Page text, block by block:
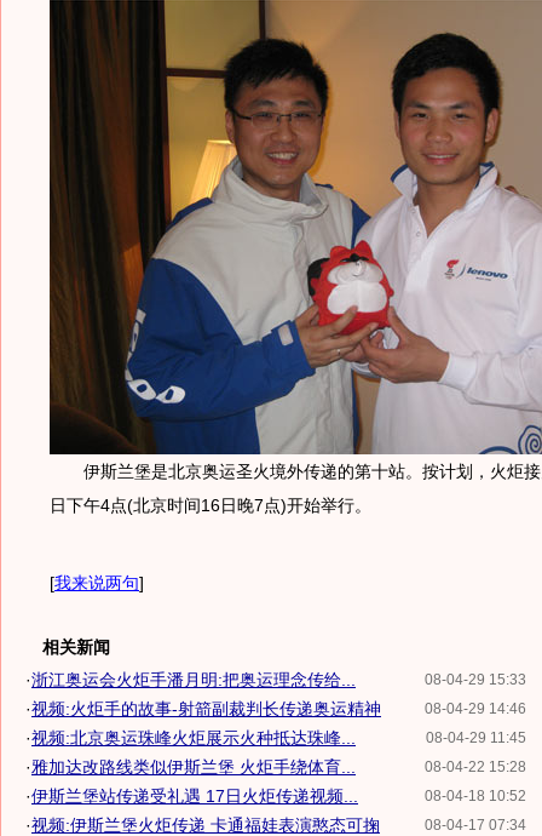
伊斯兰堡是北京奥运圣火境外传递的第十站。按计划，火炬接
日下午4点(北京时间16日晚7点)开始举行。
[我来说两句]
相关新闻
08-04-29 15:33
·浙江奥运会火炬手潘月明:把奥运理念传给...
08-04-29 14:46
·视频:火炬手的故事-射箭副裁判长传递奥运精神
08-04-29 11:45
·视频:北京奥运珠峰火炬展示火种抵达珠峰...
08-04-22 15:28
·雅加达改路线类似伊斯兰堡 火炬手绕体育...
08-04-18 10:52
·伊斯兰堡站传递受礼遇 17日火炬传递视频...
08-04-17 07:34
·视频:伊斯兰堡火炬传递 卡通福娃表演憨态可掬